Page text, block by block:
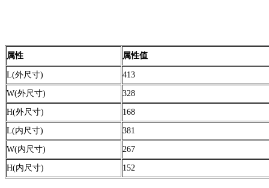
属性 属性值
L(外尺寸) 413
W(外尺寸) 328
H(外尺寸) 168
L(内尺寸) 381
W(内尺寸) 267
H(内尺寸) 152